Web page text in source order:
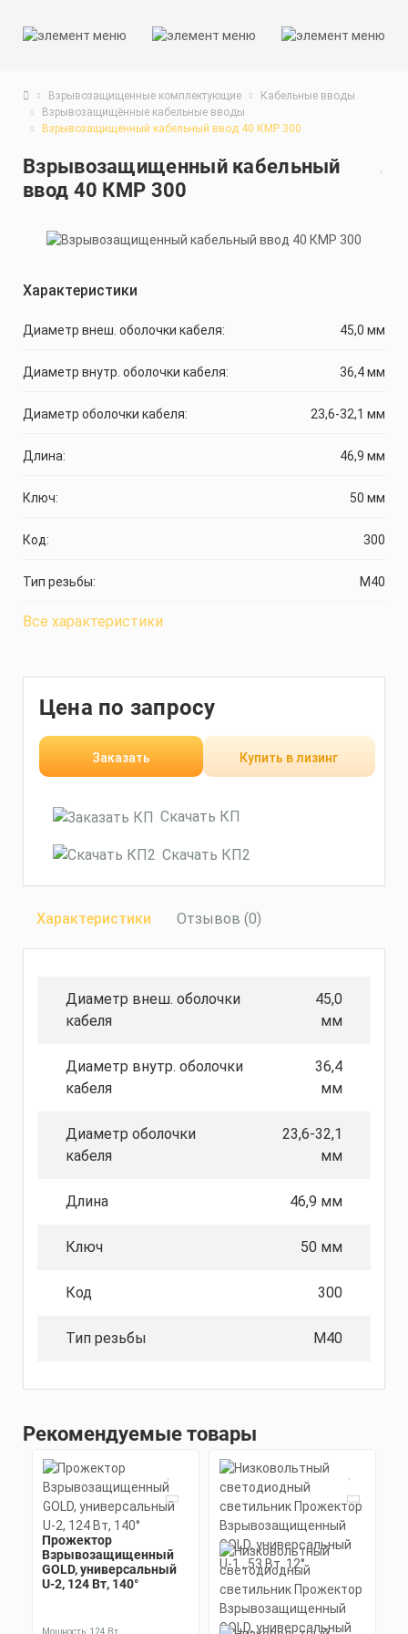
Взрывозащищенные комплектующие
Кабельные вводы
Взрывозащищённые кабельные вводы
Взрывозащищенный кабельный ввод 40 КМР 300
Взрывозащищенный кабельный
ввод 40 КМР 300
Характеристики
Диаметр внеш. оболочки кабеля: 45,0 мм
Диаметр внутр. оболочки кабеля: 36,4 мм
Диаметр оболочки кабеля: 23,6-32,1 мм
Длина: 46,9 мм
Ключ: 50 мм
Код: 300
Тип резьбы: М40
Все характеристики
Цена по запросу
Заказать Купить в лизинг
Скачать КП
Скачать КП2
Характеристики Отзывов (0)
Диаметр внеш. оболочки
кабеля
45,0
мм
Диаметр внутр. оболочки
кабеля
36,4
мм
Диаметр оболочки
кабеля
23,6-32,1
мм
Длина 46,9 мм
Ключ 50 мм
Код 300
Тип резьбы М40
Рекомендуемые товары
Прожектор
Взрывозащищенный
GOLD, универсальный
U-2, 124 Вт, 140°